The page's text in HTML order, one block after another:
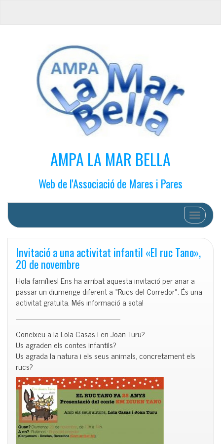
AMPA LA MAR BELLA
Web de l'Associació de Mares i Pares
Cambiar
Invitació a una activitat infantil «El ruc Tano»,
20 de novembre
Hola famílies! Ens ha arribat aquesta invitació per anar a
passar un diumenge diferent a «Rucs del Corredor». És una
activitat gratuita. Més informació a sota!
—————————————-
Coneixeu a la Lola Casas i en Joan Turu?
Us agraden els contes infantils?
Us agrada la natura i els seus animals, concretament els
rucs?